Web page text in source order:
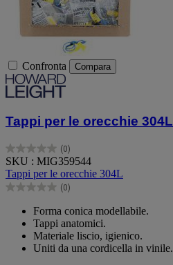
Confronta Compara
Tappi per le orecchie 304L
(0)
0.0
su
5
stelle.
SKU : MIG359544
Tappi per le orecchie 304L
(0)
0.0
Forma conica modellabile.
Tappi anatomici.
Materiale liscio, igienico.
Uniti da una cordicella in vinile.